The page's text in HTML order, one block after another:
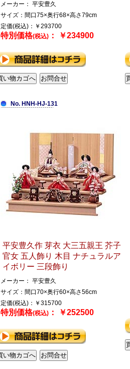
メーカー： 平安豊久
サイズ：間口75×奥行68×高さ79cm
定価(税込)：￥293700
特別価格(税込)： ￥234900
No. HNH-HJ-131
平安豊久作 芽衣 大三五親王 芥子
官女 五人飾り 木目 ナチュラルア
イボリー 三段飾り
メーカー： 平安豊久
サイズ：間口70×奥行60×高さ56cm
定価(税込)：￥315700
特別価格(税込)： ￥252500